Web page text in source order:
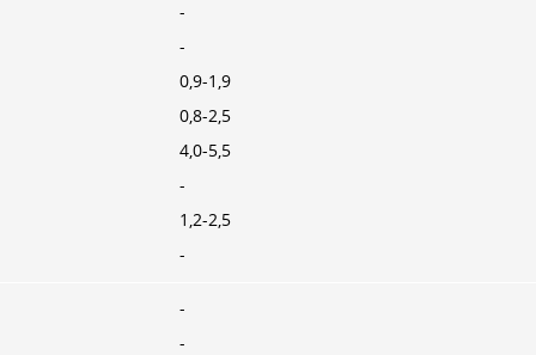
-
-
0,9-1,9
0,8-2,5
4,0-5,5
-
1,2-2,5
-
-
-